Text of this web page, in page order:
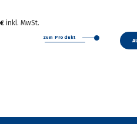
€ inkl. MwSt.
Produkt
zum Produkt